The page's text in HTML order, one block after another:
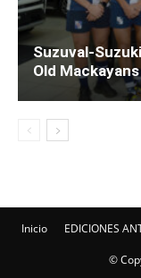
Suzuval-
Old Mackayans
Inicio EDICIONES
©